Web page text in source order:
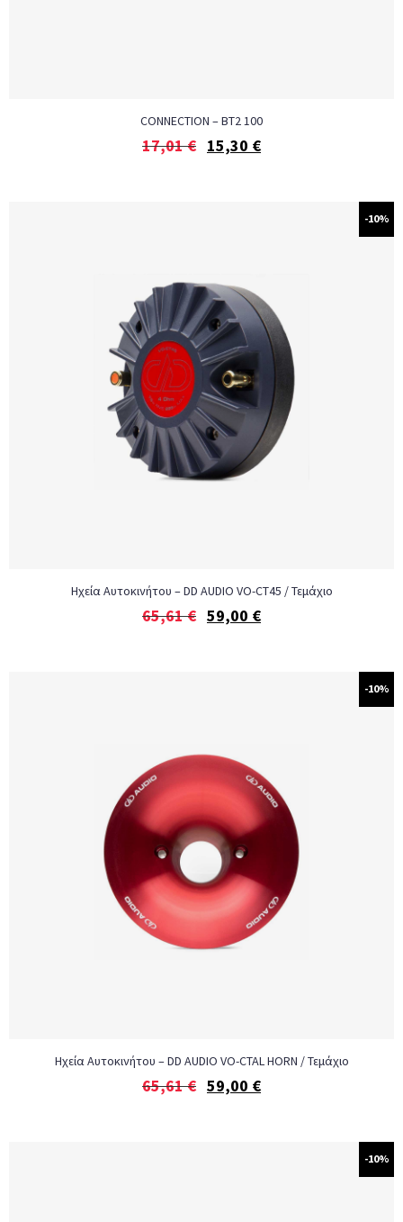
CONNECTION – BT2 100
17,01€ 15,30 €
-10%
Ηχεία Αυτοκινήτου – DD AUDIO VO-CT45 / Τεμάχιο
65,61€ 59,00 €
-10%
Ηχεία Αυτοκινήτου – DD AUDIO VO-CTAL HORN / Τεμάχιο
65,61€ 59,00 €
-10%